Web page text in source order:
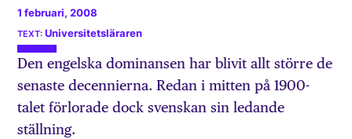
1 februari, 2008
Universitetsläraren
Den engelska dominansen har blivit allt större de
senaste decennierna. Redan i mitten på 1900-
talet förlorade dock svenskan sin ledande
ställning.